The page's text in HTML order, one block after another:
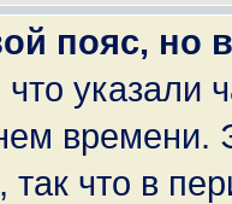
пояс, но
указали
времени.
что в